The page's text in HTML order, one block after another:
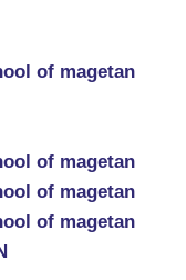
of magetan
of magetan
of magetan
of magetan